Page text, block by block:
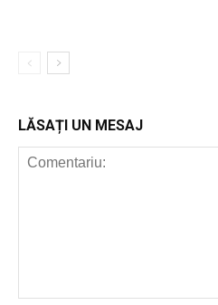
LĂSAȚI UN MESAJ